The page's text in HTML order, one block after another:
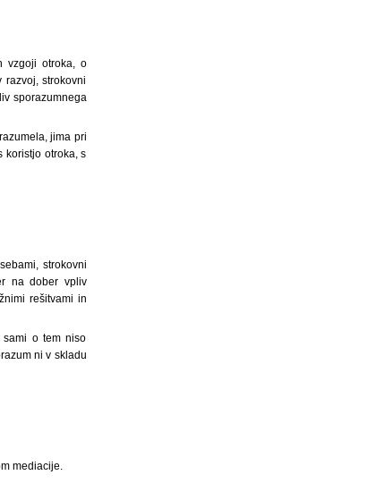
vzgoji otroka, o
strokovni
sporazumnega
jima pri
koristjo otroka, s
strokovni
na dober vpliv
rešitvami in
sami o tem niso
ni v skladu
mediacije.